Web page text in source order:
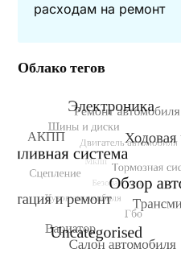
расходам на ремонт
Облако тегов